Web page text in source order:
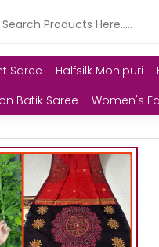
Saree Halfsilk Monipuri
Batik Saree Women's